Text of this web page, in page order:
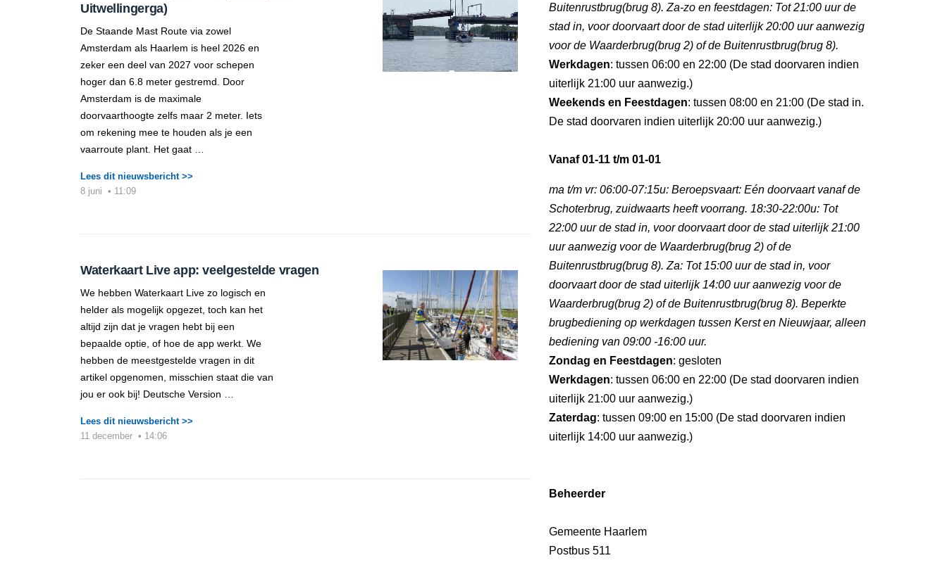
Uitwellingerga)
De Staande Mast Route via zowel
Amsterdam als Haarlem is heel 2026 en
zeker een deel van 2027 voor schepen
hoger dan 6.8 meter gestremd. Door
Amsterdam is de maximale
doorvaarthoogte zelfs maar 2 meter. Iets
om rekening mee te houden als je een
vaarroute plant. Het gaat …
Lees dit nieuwsbericht >>
8 juni • 11:09
Waterkaart Live app: veelgestelde vragen
We hebben Waterkaart Live zo logisch en
helder als mogelijk opgezet, toch kan het
altijd zijn dat je vragen hebt bij een
bepaalde optie, of hoe de app werkt. We
hebben de meestgestelde vragen in dit
artikel opgenomen, misschien staat die van
jou er ook bij! Deutsche Version …
Lees dit nieuwsbericht >>
11 december • 14:06
Buitenrustbrug(brug 8). Za-zo en feestdagen: Tot 21:00 uur de
stad in, voor doorvaart door de stad uiterlijk 20:00 uur aanwezig
voor de Waarderbrug(brug 2) of de Buitenrustbrug(brug 8).
Werkdagen: tussen 06:00 en 22:00 (De stad doorvaren indien
uiterlijk 21:00 uur aanwezig.)
Weekends en Feestdagen: tussen 08:00 en 21:00 (De stad in.
De stad doorvaren indien uiterlijk 20:00 uur aanwezig.)
Vanaf 01-11 t/m 01-01
ma t/m vr: 06:00-07:15u: Beroepsvaart: Eén doorvaart vanaf de
Schoterbrug, zuidwaarts heeft voorrang. 18:30-22:00u: Tot
22:00 uur de stad in, voor doorvaart door de stad uiterlijk 21:00
uur aanwezig voor de Waarderbrug(brug 2) of de
Buitenrustbrug(brug 8). Za: Tot 15:00 uur de stad in, voor
doorvaart door de stad uiterlijk 14:00 uur aanwezig voor de
Waarderbrug(brug 2) of de Buitenrustbrug(brug 8). Beperkte
brugbediening op werkdagen tussen Kerst en Nieuwjaar, alleen
bediening van 09:00 -16:00 uur.
Zondag en Feestdagen: gesloten
Werkdagen: tussen 06:00 en 22:00 (De stad doorvaren indien
uiterlijk 21:00 uur aanwezig.)
Zaterdag: tussen 09:00 en 15:00 (De stad doorvaren indien
uiterlijk 14:00 uur aanwezig.)
Beheerder
Gemeente Haarlem
Postbus 511